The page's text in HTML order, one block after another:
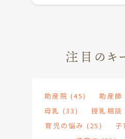
注目のキ
助産院 (45) 助産師
母乳 (33) 授乳相談
育児の悩み (25) 子